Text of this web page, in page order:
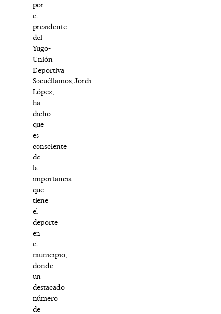
por
el
presidente
del
Yugo-
Unión
Deportiva
Socuéllamos, Jordi
López,
ha
dicho
que
es
consciente
de
la
importancia
que
tiene
el
deporte
en
el
municipio,
donde
un
destacado
número
de